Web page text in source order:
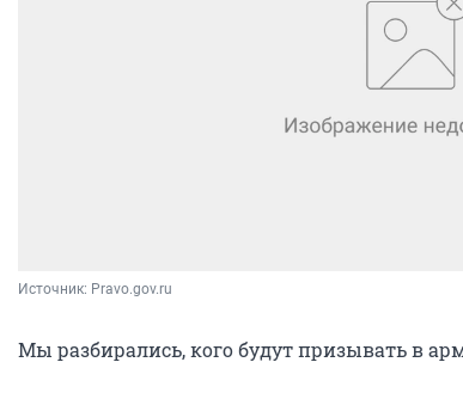
Источник: Pravo.gov.ru
Мы разбирались, кого будут призывать в